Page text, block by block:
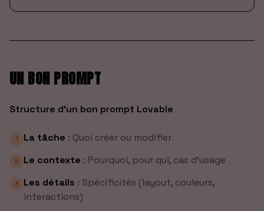
UN BON PROMPT
Structure d’un bon prompt Lovable
1 La tâche : Quoi créer ou modifier
2 Le contexte : Pourquoi, pour qui, cas d’usage
3 Les détails : Spécificités (layout, couleurs,
interactions)